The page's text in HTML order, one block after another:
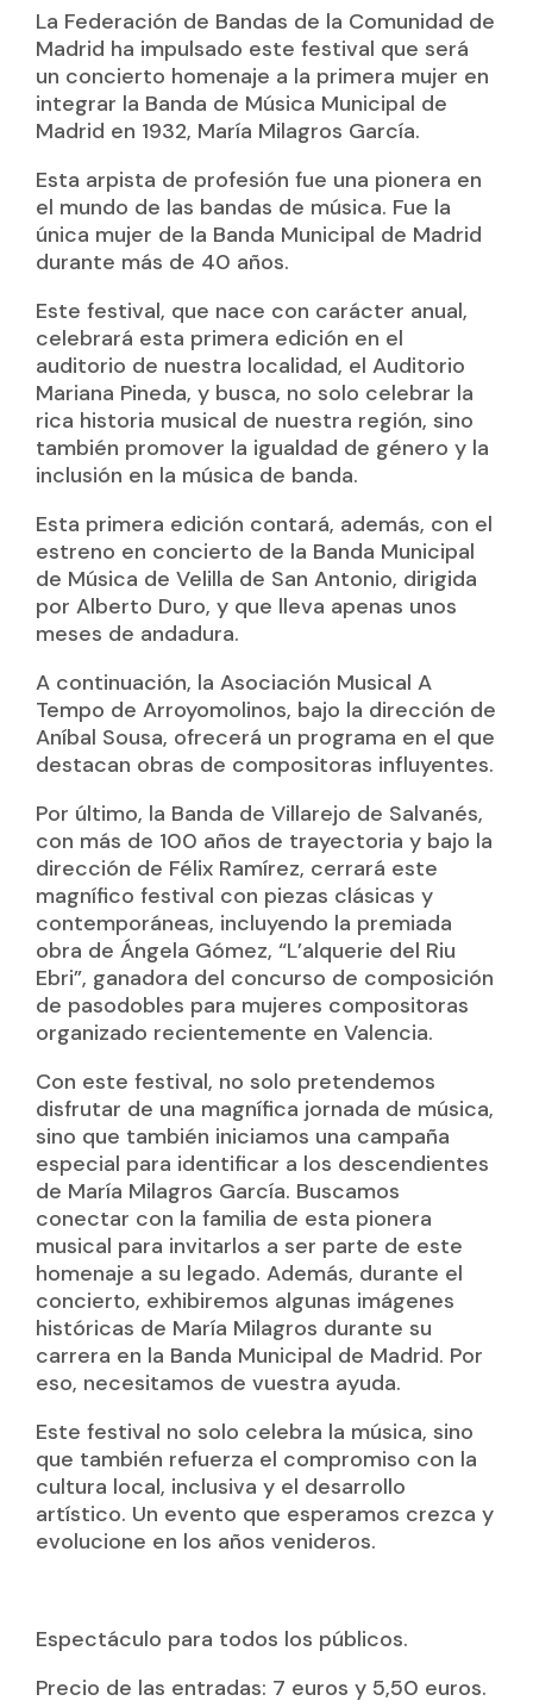
La Federación de Bandas de la Comunidad de
Madrid ha impulsado este festival que será
un concierto homenaje a la primera mujer en
integrar la Banda de Música Municipal de
Madrid en 1932, María Milagros García.
Esta arpista de profesión fue una pionera en
el mundo de las bandas de música. Fue la
única mujer de la Banda Municipal de Madrid
durante más de 40 años.
Este festival, que nace con carácter anual,
celebrará esta primera edición en el
auditorio de nuestra localidad, el Auditorio
Mariana Pineda, y busca, no solo celebrar la
rica historia musical de nuestra región, sino
también promover la igualdad de género y la
inclusión en la música de banda.
Esta primera edición contará, además, con el
estreno en concierto de la Banda Municipal
de Música de Velilla de San Antonio, dirigida
por Alberto Duro, y que lleva apenas unos
meses de andadura.
A continuación, la Asociación Musical A
Tempo de Arroyomolinos, bajo la dirección de
Aníbal Sousa, ofrecerá un programa en el que
destacan obras de compositoras influyentes.
Por último, la Banda de Villarejo de Salvanés,
con más de 100 años de trayectoria y bajo la
dirección de Félix Ramírez, cerrará este
magnífico festival con piezas clásicas y
contemporáneas, incluyendo la premiada
obra de Ángela Gómez, “L’alquerie del Riu
Ebri”, ganadora del concurso de composición
de pasodobles para mujeres compositoras
organizado recientemente en Valencia.
Con este festival, no solo pretendemos
disfrutar de una magnífica jornada de música,
sino que también iniciamos una campaña
especial para identificar a los descendientes
de María Milagros García. Buscamos
conectar con la familia de esta pionera
musical para invitarlos a ser parte de este
homenaje a su legado. Además, durante el
concierto, exhibiremos algunas imágenes
históricas de María Milagros durante su
carrera en la Banda Municipal de Madrid. Por
eso, necesitamos de vuestra ayuda.
Este festival no solo celebra la música, sino
que también refuerza el compromiso con la
cultura local, inclusiva y el desarrollo
artístico. Un evento que esperamos crezca y
evolucione en los años venideros.
Espectáculo para todos los públicos.
Precio de las entradas: 7 euros y 5,50 euros.